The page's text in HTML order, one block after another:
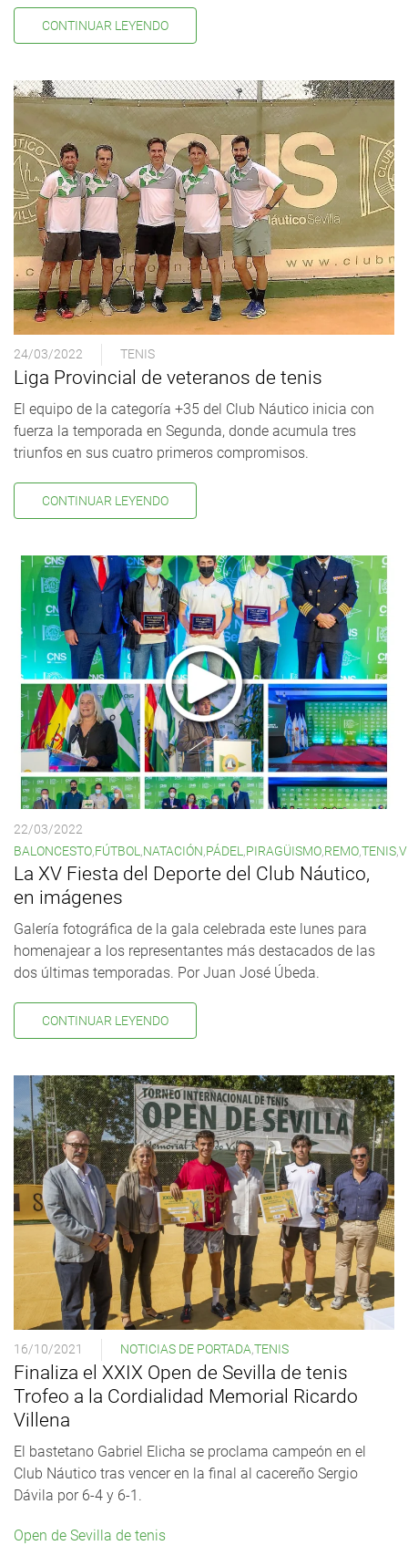
CONTINUAR LEYENDO
24/03/2022 TENIS
Liga Provincial de veteranos de tenis
El equipo de la categoría +35 del Club Náutico inicia con
fuerza la temporada en Segunda, donde acumula tres
triunfos en sus cuatro primeros compromisos.
CONTINUAR LEYENDO
22/03/2022
BALONCESTO FÚTBOL NATACIÓN PÁDEL PIRAGÜISMO REMOTENIS
La XV Fiesta del Deporte del Club Náutico,
en imágenes
Galería fotográfica de la gala celebrada este lunes para
homenajear a los representantes más destacados de las
dos últimas temporadas. Por Juan José Úbeda.
CONTINUAR LEYENDO
16/10/2021 NOTICIAS DE PORTADA,TENIS
Finaliza el XXIX Open de Sevilla de tenis
Trofeo a la Cordialidad Memorial Ricardo
Villena
El bastetano Gabriel Elicha se proclama campeón en el
Club Náutico tras vencer en la final al cacereño Sergio
Dávila por 6-4 y 6-1.
Open de Sevilla de tenis